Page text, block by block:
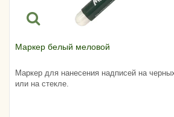
Маркер белый меловой
Маркер для нанесения надписей на
или на стекле.